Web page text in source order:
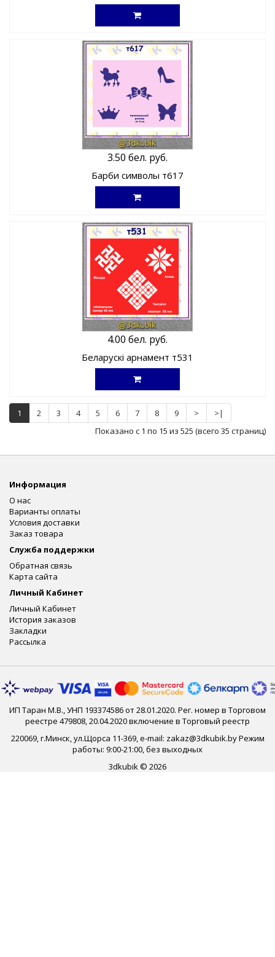
3.50 бел. руб.
Барби символы т617
4.00 бел. руб.
Беларускі арнамент т531
1 2 3 4 5 6 7 8 9 >
>|
Показано с 1 по 15 из 525 (всего 35 страниц)
Информация
О нас
Варианты оплаты
Условия доставки
Заказ товара
Служба поддержки
Обратная связь
Карта сайта
Личный Кабинет
Личный Кабинет
История заказов
Закладки
Рассылка
ИП Таран М.В., УНП 193374586 от 28.01.2020. Рег. номер в Торговом
реестре 479808, 20.04.2020 включение в Торговый реестр
220069, г.Минск, ул.Щорса 11-369, e-mail: zakaz@3dkubik.by Режим
работы: 9:00-21:00, без выходных
3dkubik © 2026